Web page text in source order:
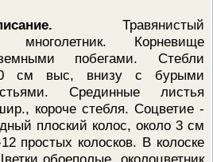
Травянистый
многолетник. Корневище
побегами. Стебли
40 см выс, внизу с бурыми
Срединные листья
короче стебля. Соцветие -
плоский колос, около 3 см
простых колосков. В колоске
обоеполые, околоцветник